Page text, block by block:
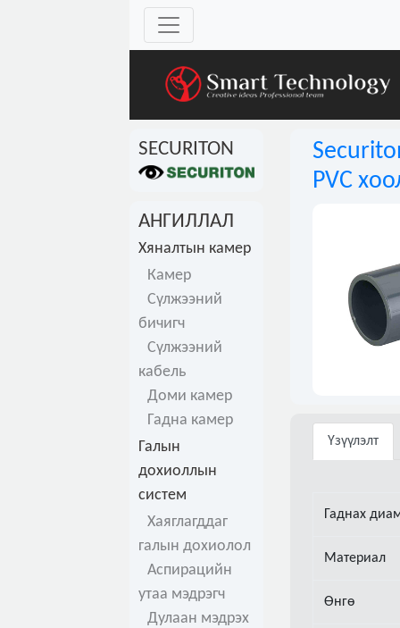
SECURITON
АНГИЛЛАЛ
Хяналтын камер
Камер
Сүлжээний
бичигч
Сүлжээний
кабель
Доми камер
Гадна камер
Галын
дохиоллын
систем
Хаяглагддаг
галын дохиолол
Аспирацийн
утаа мэдрэгч
Дулаан мэдрэх
PVC
Үзүүлэлт
Гаднах
Материал
Өнгө